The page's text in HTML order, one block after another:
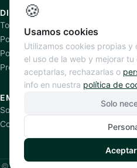
DIRECTORIO
Todas las productoras
Por especialidad
Por ciudad
Productoras verificadas
EMPRESA
Sobre nosotros
Contacto
©
🍪
Usamos cookies
Utilizamos cookies propias
el uso de la web y mejorar
aceptarlas, rechazarlas o
info en nuestra política de
Solo